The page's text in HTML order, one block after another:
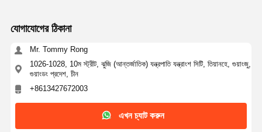
যোগাযোগের ঠিকানা
Mr. Tommy Rong
1026-1028, 10ম স্ট্রীট, ঝুজি (আন্তর্জাতিক) যন্ত্রপাতি যন্ত্রাংশ সিটি, তিয়ানহে, গুয়াংজু,
গুয়াংডং প্রদেশ, চীন
+8613427672003
এখন চ্যাট করুন